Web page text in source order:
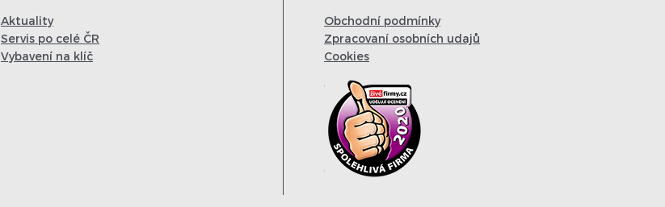
Aktuality
Servis po celé ČR
Vybavení na klíč
Obchodní podmínky
Zpracovaní osobních udajů
Cookies